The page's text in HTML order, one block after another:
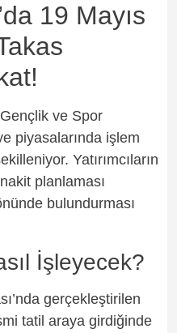
19 Mayıs
ve Spor
piyasalarında işlem
Yatırımcıların
planlaması
bulundurması
İşleyecek?
gerçekleştirilen
tatil araya girdiğinde